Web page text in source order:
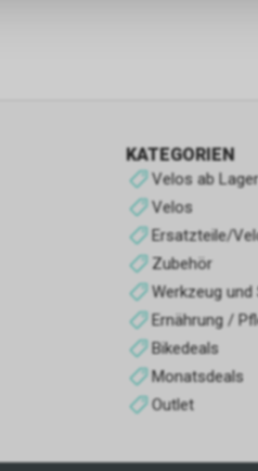
KATEGORIEN
Velos ab
Velos
Ersatzteile/
Zubehör
Werkzeug
Ernährung /
Bikedeals
Monatsdeals
Outlet
die Informationen über die
angezeigt werden. Sie
die angezeigten Werbeflächen
oder personalisiert, wenn sie
durch einen Dritten sammeln,
über das Surferlebnis